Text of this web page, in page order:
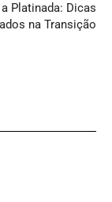
Platinada: Dicas
na Transição